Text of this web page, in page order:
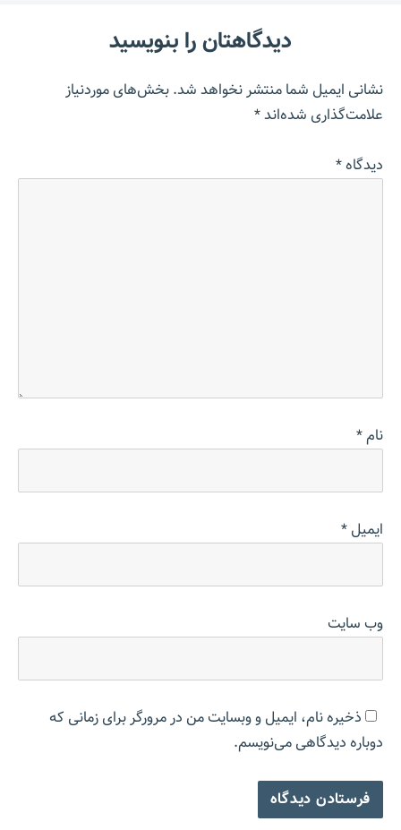
دیدگاهتان را بنویسید
نشانی ایمیل شما منتشر نخواهد شد.بخش‌های موردنیاز
علامت‌گذاری شده‌اند*
دیدگاه*
نام*
ایمیل*
وب‌ سایت
ذخیره نام، ایمیل و وبسایت من در مرورگر برای زمانی که
دوباره دیدگاهی می‌نویسم.